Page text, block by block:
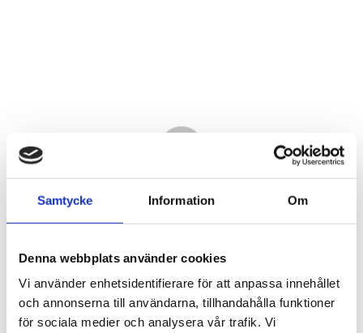
Samtycke Information Om
Denna webbplats använder cookies
Vi använder enhetsidentifierare för att anpassa innehållet
och annonserna till användarna, tillhandahålla funktioner
för sociala medier och analysera vår trafik. Vi